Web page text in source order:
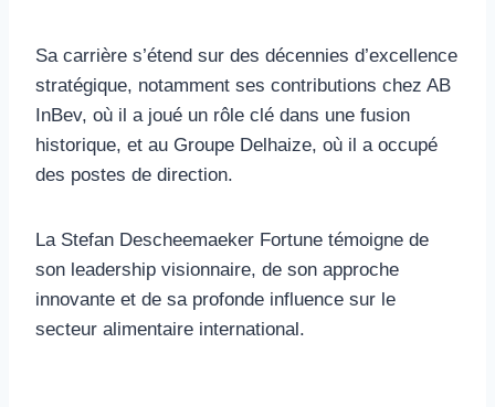
Sa carrière s’étend sur des décennies d’excellence
stratégique, notamment ses contributions chez AB
InBev, où il a joué un rôle clé dans une fusion
historique, et au Groupe Delhaize, où il a occupé
des postes de direction.
La Stefan Descheemaeker Fortune témoigne de
son leadership visionnaire, de son approche
innovante et de sa profonde influence sur le
secteur alimentaire international.